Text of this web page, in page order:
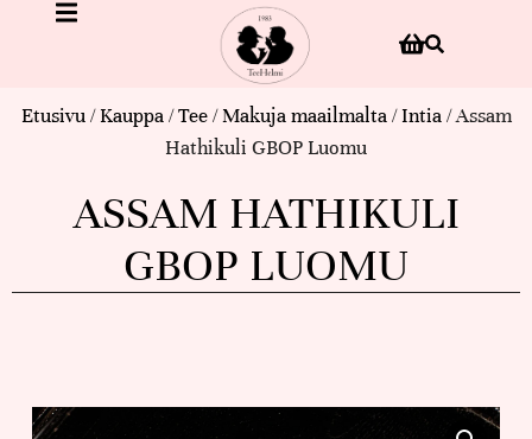
Etusivu/Kauppa/Tee/Makuja maailmalta/Intia/ Assam
Hathikuli GBOP Luomu
ASSAM HATHIKULI
GBOP LUOMU